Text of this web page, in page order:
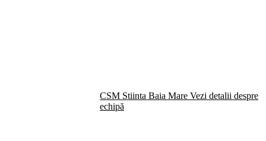
CSM Stiinta Baia Mare Vezi detalii despre
echipă